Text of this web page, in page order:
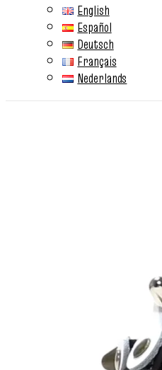
English
Español
Deutsch
Français
Nederlands